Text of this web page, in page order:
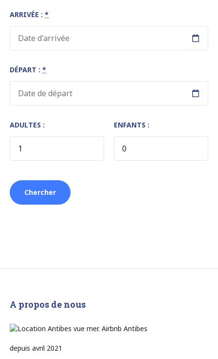
ARRIVÉE : *
DÉPART : *
ADULTES : ENFANTS :
A propos de nous
depuis avril 2021